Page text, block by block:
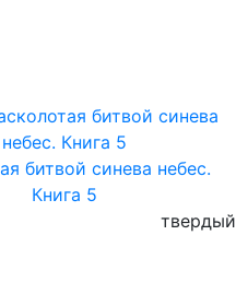
битвой синева небес.
Книга 5
твердый